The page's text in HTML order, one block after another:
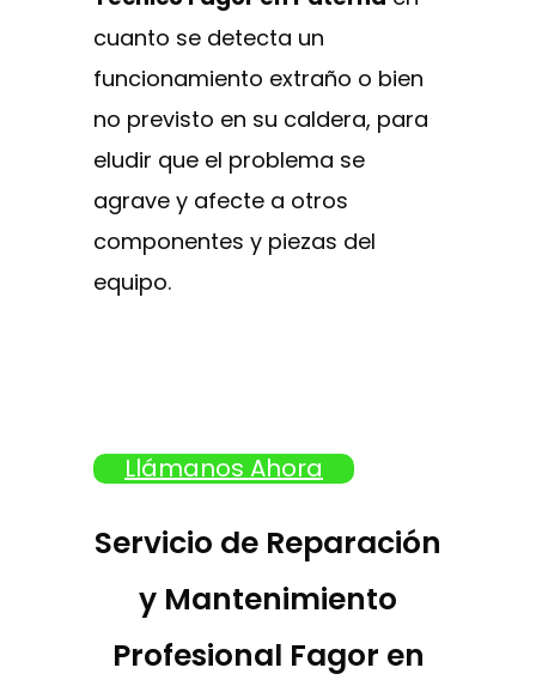
cuanto se detecta un
funcionamiento extraño o bien
no previsto en su caldera, para
eludir que el problema se
agrave y afecte a otros
componentes y piezas del
equipo.
Llámanos Ahora
Servicio de Reparación
y Mantenimiento
Profesional Fagor en